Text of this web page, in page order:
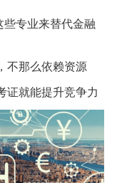
专业来替代金融
那么依赖资源
就能提升竞争力